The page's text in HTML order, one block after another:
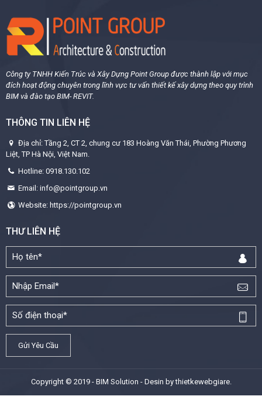
Công ty TNHH Kiến Trúc và Xây Dựng Point Group được thành lập với mục
đích hoạt động chuyên trong lĩnh vực tư vấn thiết kế xây dựng theo quy trình
BIM và đào tạo BIM- REVIT.
THÔNG TIN LIÊN HỆ
Địa chỉ: Tầng 2, CT 2, chung cư 183 Hoàng Văn Thái, Phường Phương
Liệt, TP Hà Nội, Việt Nam.
Hotline: 0918.130.102
Email: info@pointgroup.vn
Website: https://pointgroup.vn
THƯ LIÊN HỆ
Copyright © 2019 - BIM Solution - Desin bythietkewebgiare.